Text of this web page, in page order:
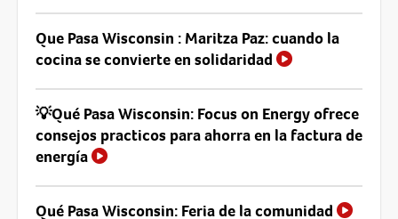
Que Pasa Wisconsin : Maritza Paz: cuando la
cocina se convierte en solidaridad
💡Qué Pasa Wisconsin: Focus on Energy ofrece
consejos practicos para ahorra en la factura de
energía
Qué Pasa Wisconsin: Feria de la comunidad